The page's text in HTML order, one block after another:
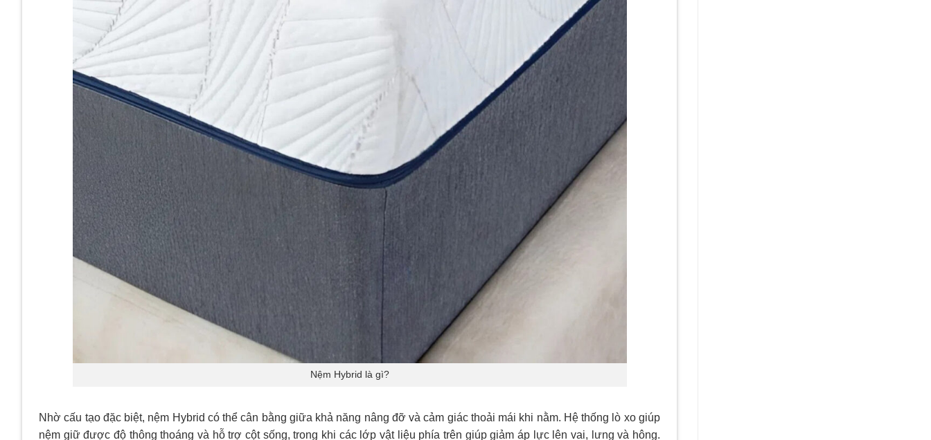
Nệm Hybrid là gì?
Nhờ cấu tạo đặc biệt, nệm Hybrid có thể cân bằng giữa khả năng nâng đỡ và cảm giác thoải mái khi nằm. Hệ thống lò xo giúp
nệm giữ được độ thông thoáng và hỗ trợ cột sống, trong khi các lớp vật liệu phía trên giúp giảm áp lực lên vai, lưng và hông.